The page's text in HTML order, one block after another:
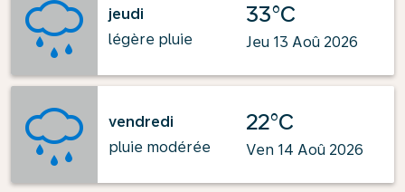
jeudi
légère pluie
33°C
Jeu 13 Aoû 2026
vendredi
pluie modérée
22°C
Ven 14 Aoû 2026